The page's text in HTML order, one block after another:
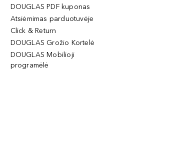
DOUGLAS PDF kuponas
Atsiėmimas parduotuvėje
Click & Return
DOUGLAS Grožio Kortelė
DOUGLAS Mobilioji
programėlė